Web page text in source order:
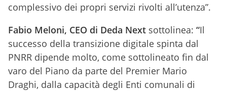
complessivo dei propri servizi rivolti all’utenza”.
Fabio Meloni, CEO di Deda Next sottolinea: “Il
successo della transizione digitale spinta dal
PNRR dipende molto, come sottolineato fin dal
varo del Piano da parte del Premier Mario
Draghi, dalla capacità degli Enti comunali di